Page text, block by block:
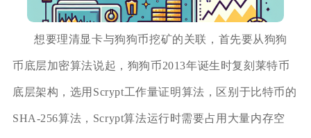
想要理清显卡与狗狗币挖矿的关联，首先要从狗狗
币底层加密算法说起，狗狗币2013年诞生时复刻莱特币
底层架构，选用Scrypt工作量证明算法，区别于比特币的
SHA-256算法，Scrypt算法运行时需要占用大量内存空